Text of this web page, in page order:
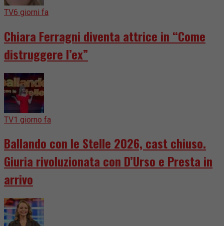
TV6 giorni fa
Chiara Ferragni diventa attrice in “Come
distruggere l’ex”
TV1 giorno fa
Ballando con le Stelle 2026, cast chiuso.
Giuria rivoluzionata con D’Urso e Presta in
arrivo